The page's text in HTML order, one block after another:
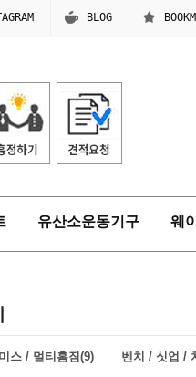
BLOG
유산소운동기구 웨
스 / 멀티홈짐(9) 벤치 / 싯업 /